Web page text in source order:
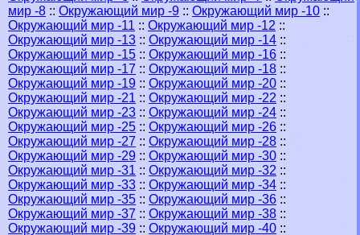
мир -8 :: Окружающий мир -9 :: Окружающий мир -10 ::
Окружающий мир -11 :: Окружающий мир -12 ::
Окружающий мир -13 :: Окружающий мир -14 ::
Окружающий мир -15 :: Окружающий мир -16 ::
Окружающий мир -17 :: Окружающий мир -18 ::
Окружающий мир -19 :: Окружающий мир -20 ::
Окружающий мир -21 :: Окружающий мир -22 ::
Окружающий мир -23 :: Окружающий мир -24 ::
Окружающий мир -25 :: Окружающий мир -26 ::
Окружающий мир -27 :: Окружающий мир -28 ::
Окружающий мир -29 :: Окружающий мир -30 ::
Окружающий мир -31 :: Окружающий мир -32 ::
Окружающий мир -33 :: Окружающий мир -34 ::
Окружающий мир -35 :: Окружающий мир -36 ::
Окружающий мир -37 :: Окружающий мир -38 ::
Окружающий мир -39 :: Окружающий мир -40 ::